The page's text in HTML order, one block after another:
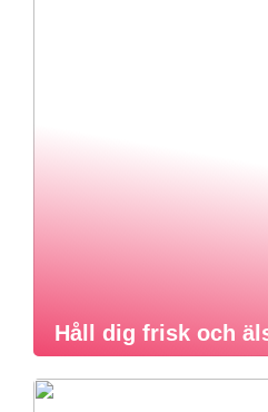
Håll dig frisk och